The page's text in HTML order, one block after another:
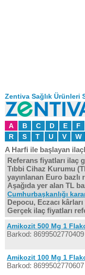
Zentiva Sağlık Ürünleri
A B C D E F
R
S T U V W
A Harfi ile başlayan
Referans fiyatları ilaç
Tıbbi Cihaz Kurumu
yayınlanan Euro bazlı
Aşağıda yer alan TL
Cumhurbaşkanlığı
Depocu, Eczacı
Gerçek ilaç fiyatları
Amikozit 500 Mg 1
Barkod: 8699502770409
Amikozit 100 Mg 1
Barkod: 8699502770607